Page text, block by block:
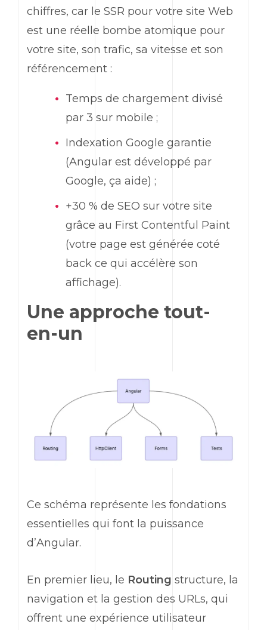
chiffres, car le SSR pour votre site Web
est une réelle bombe atomique pour
votre site, son trafic, sa vitesse et son
référencement :
Temps de chargement divisé
par 3 sur mobile ;
Indexation Google garantie
(Angular est développé par
Google, ça aide) ;
+30 % de SEO sur votre site
grâce au First Contentful Paint
(votre page est générée coté
back ce qui accélère son
affichage).
Une approche tout-
en-un
Ce schéma représente les fondations
essentielles qui font la puissance
d’Angular.
En premier lieu, le Routing structure, la
navigation et la gestion des URLs, qui
offrent une expérience utilisateur